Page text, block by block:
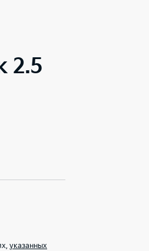
2.5
указанных